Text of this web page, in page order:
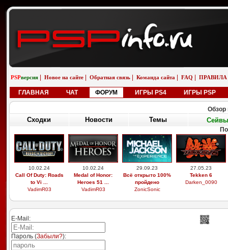
PSPверсия Новое на сайте Обратная связь Команда сайта FAQ ПРАВИЛА
ГЛАВНАЯ ЧАТ ФОРУМ ИГРЫ PS4 ИГРЫ PSP
Обзор
Сходки Новости Темы Сейвы
10.02.24
Call Of Duty: Roads
to Vi ...
VadimR03
10.02.24
Medal of Honor:
Heroes 51 ...
VadimR03
29.09.23
Всё открыто 100%
пройдено
ZonicSonic
27.05.23
Tekken 6
Darken_0090
E-Mail:
Пароль (Забыли?):